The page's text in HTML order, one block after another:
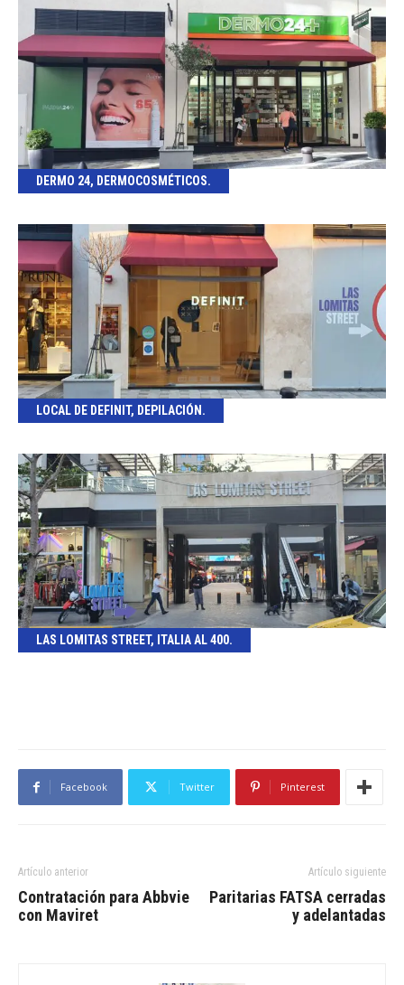
DERMO 24, DERMOCOSMÉTICOS.
LOCAL DE DEFINIT, DEPILACIÓN.
LAS LOMITAS STREET, ITALIA AL 400.
Facebook Twitter Pinterest
Artículo anterior
Contratación para Abbvie
con Maviret
Artículo siguiente
Paritarias FATSA cerradas
y adelantadas